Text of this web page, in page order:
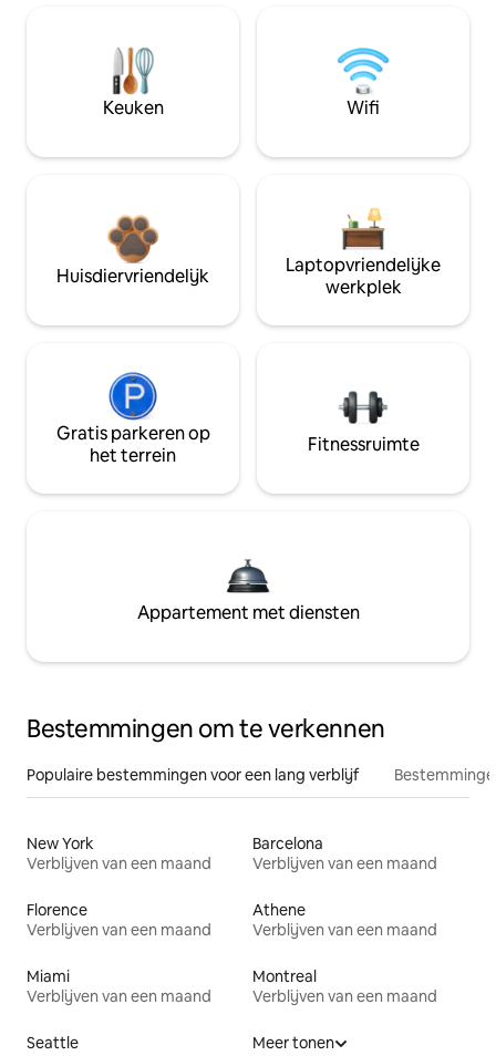
Keuken Wifi
Huisdiervriendelijk
Laptopvriendelijke
werkplek
Gratis parkeren op
het terrein
Fitnessruimte
Appartement met diensten
Bestemmingen om te verkennen
Populaire bestemmingen voor een lang verblijf
New York
Verblijven van een maand
Barcelona
Verblijven van een maand
Florence
Verblijven van een maand
Athene
Verblijven van een maand
Miami
Verblijven van een maand
Montreal
Verblijven van een maand
Seattle
Meer tonen